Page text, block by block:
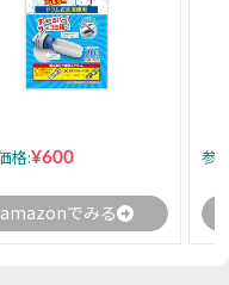
格:¥600
amazonでみる
参